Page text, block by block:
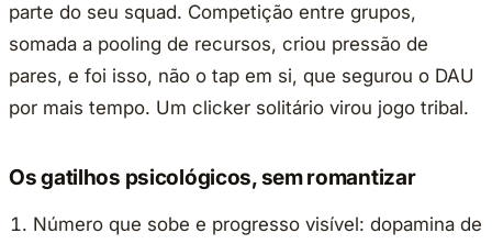
parte do seu squad. Competição entre grupos,
somada a pooling de recursos, criou pressão de
pares, e foi isso, não o tap em si, que segurou o DAU
por mais tempo. Um clicker solitário virou jogo tribal.
Os gatilhos psicológicos, sem romantizar
Número que sobe e progresso visível: dopamina de